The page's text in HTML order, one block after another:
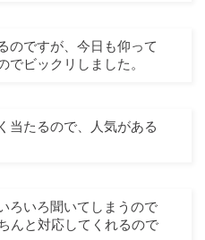
のですが、今日も仰って
でビックリしました。
当たるので、人気がある
ろいろ聞いてしまうので
んと対応してくれるので